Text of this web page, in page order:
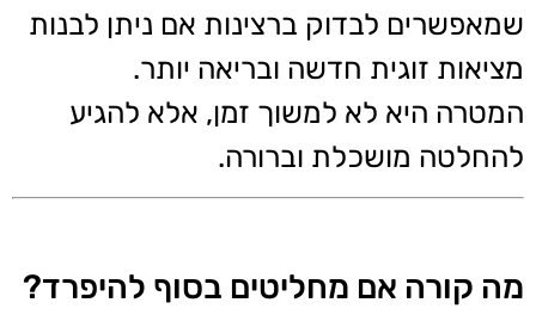
שמאפשרים לבדוק ברצינות אם ניתן לבנות
מציאות זוגית חדשה ובריאה יותר.
המטרה היא לא למשוך זמן, אלא להגיע
להחלטה מושכלת וברורה.
מה קורה אם מחליטים בסוף להיפרד?